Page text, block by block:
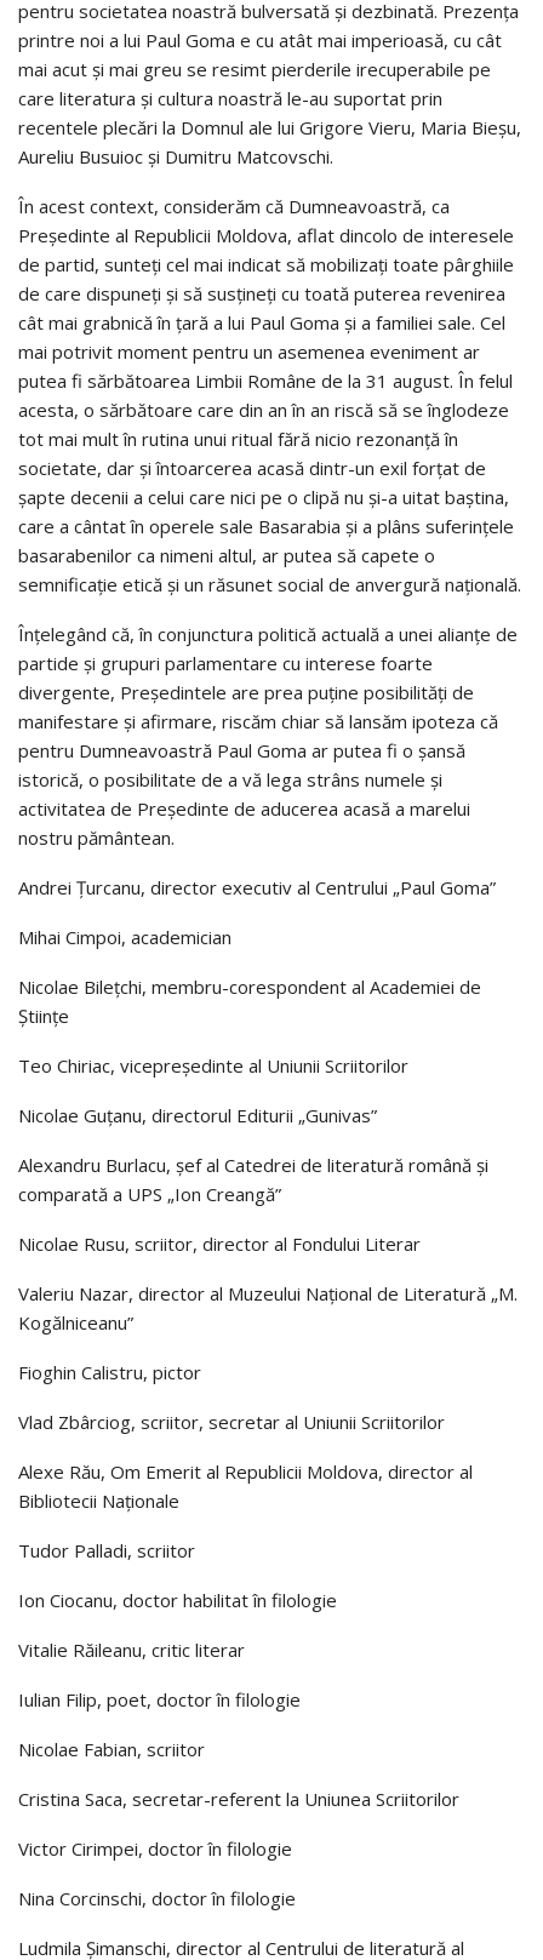
pentru societatea noastră bulversată și dezbinată. Prezența
printre noi a lui Paul Goma e cu atât mai imperioasă, cu cât
mai acut și mai greu se resimt pierderile irecuperabile pe
care literatura și cultura noastră le-au suportat prin
recentele plecări la Domnul ale lui Grigore Vieru, Maria Bieșu,
Aureliu Busuioc și Dumitru Matcovschi.
În acest context, considerăm că Dumneavoastră, ca
Președinte al Republicii Moldova, aflat dincolo de interesele
de partid, sunteți cel mai indicat să mobilizați toate pârghiile
de care dispuneți și să susțineți cu toată puterea revenirea
cât mai grabnică în țară a lui Paul Goma și a familiei sale. Cel
mai potrivit moment pentru un asemenea eveniment ar
putea fi sărbătoarea Limbii Române de la 31 august. În felul
acesta, o sărbătoare care din an în an riscă să se înglodeze
tot mai mult în rutina unui ritual fără nicio rezonanță în
societate, dar și întoarcerea acasă dintr-un exil forțat de
șapte decenii a celui care nici pe o clipă nu și-a uitat baștina,
care a cântat în operele sale Basarabia și a plâns suferințele
basarabenilor ca nimeni altul, ar putea să capete o
semnificație etică și un răsunet social de anvergură națională.
Înțelegând că, în conjunctura politică actuală a unei alianțe de
partide și grupuri parlamentare cu interese foarte
divergente, Președintele are prea puține posibilități de
manifestare și afirmare, riscăm chiar să lansăm ipoteza că
pentru Dumneavoastră Paul Goma ar putea fi o șansă
istorică, o posibilitate de a vă lega strâns numele și
activitatea de Președinte de aducerea acasă a marelui
nostru pământean.
Andrei Țurcanu, director executiv al Centrului „Paul Goma”
Mihai Cimpoi, academician
Nicolae Bilețchi, membru-corespondent al Academiei de
Științe
Teo Chiriac, vicepreşedinte al Uniunii Scriitorilor
Nicolae Guțanu, directorul Editurii „Gunivas”
Alexandru Burlacu, șef al Catedrei de literatură română și
comparată a UPS „Ion Creangă”
Nicolae Rusu, scriitor, director al Fondului Literar
Valeriu Nazar, director al Muzeului Național de Literatură „M.
Kogălniceanu”
Fioghin Calistru, pictor
Vlad Zbârciog, scriitor, secretar al Uniunii Scriitorilor
Alexe Rău, Om Emerit al Republicii Moldova, director al
Bibliotecii Naționale
Tudor Palladi, scriitor
Ion Ciocanu, doctor habilitat în filologie
Vitalie Răileanu, critic literar
Iulian Filip, poet, doctor în filologie
Nicolae Fabian, scriitor
Cristina Saca, secretar-referent la Uniunea Scriitorilor
Victor Cirimpei, doctor în filologie
Nina Corcinschi, doctor în filologie
Ludmila Șimanschi, director al Centrului de literatură al